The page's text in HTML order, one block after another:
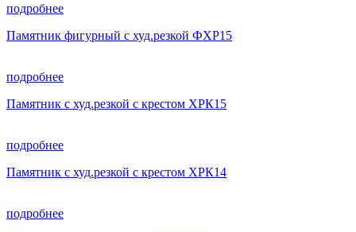
подробнее
Памятник фигурный с худ.резкой ФХР15
подробнее
Памятник с худ.резкой с крестом ХРК15
подробнее
Памятник с худ.резкой с крестом ХРК14
подробнее